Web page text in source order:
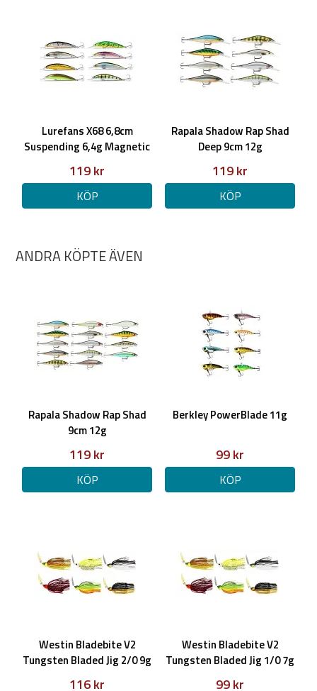
Lurefans X68 6,8cm
Suspending 6,4g Magnetic
119 kr
KÖP
Rapala Shadow Rap Shad
Deep 9cm 12g
119 kr
KÖP
ANDRA KÖPTE ÄVEN
Rapala Shadow Rap Shad
9cm 12g
119 kr
KÖP
Berkley PowerBlade 11g
99 kr
KÖP
Westin Bladebite V2
Tungsten Bladed Jig 2/0 9g
116 kr
Westin Bladebite V2
Tungsten Bladed Jig 1/0 7g
99 kr